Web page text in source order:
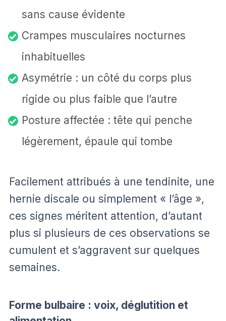
sans cause évidente
Crampes musculaires nocturnes
inhabituelles
Asymétrie : un côté du corps plus
rigide ou plus faible que l’autre
Posture affectée : tête qui penche
légèrement, épaule qui tombe
Facilement attribués à une tendinite, une
hernie discale ou simplement « l’âge »,
ces signes méritent attention, d’autant
plus si plusieurs de ces observations se
cumulent et s’aggravent sur quelques
semaines.
Forme bulbaire : voix, déglutition et